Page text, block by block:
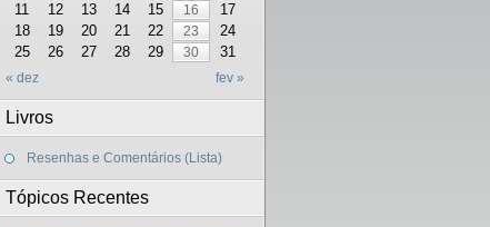
« dez fev »
11
12 13 14 15 16
17
18
19 20 21 22 23
24
25
26 27 28 29 30 31
Livros
Resenhas e Comentários (Lista)
Tópicos Recentes